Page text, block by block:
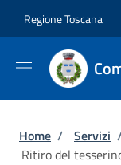
Regione Toscana
Briciole
Home / Servizi
Ritiro del